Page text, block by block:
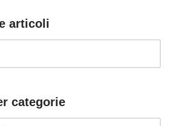
articoli
categorie